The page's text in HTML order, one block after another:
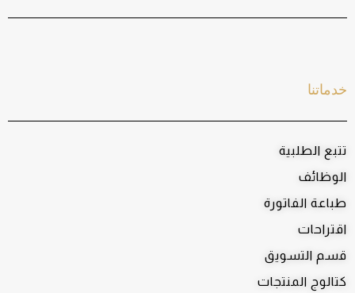
خدماتنا
تتبع الطلبية
الوظائف
طباعة الفاتورة
اقتراحات
قسم التسويق
كتالوج المنتجات